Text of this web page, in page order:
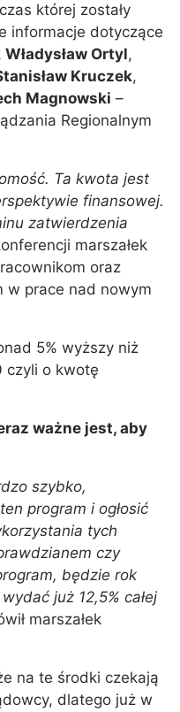
której zostały
informacje dotyczące
Władysław Ortyl,
Kruczek,
Magnowski –
Regionalnym
Ta kwota jest
finansowej.
zatwierdzenia
marszałek
oraz
w prace nad nowym
5% wyższy niż
czyli o kwotę
ważne jest, aby
szybko,
program i ogłosić
tych
czy
będzie rok
już 12,5% całej
marszałek
na te środki czekają
dlatego już w